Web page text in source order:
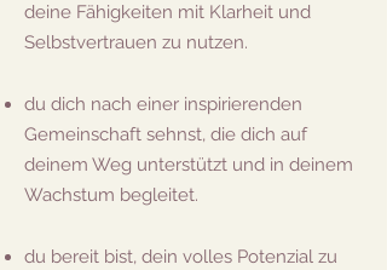
deine Fähigkeiten mit Klarheit und
Selbstvertrauen zu nutzen.
du dich nach einer inspirierenden
Gemeinschaft sehnst, die dich auf
deinem Weg unterstützt und in deinem
Wachstum begleitet.
du bereit bist, dein volles Potenzial zu